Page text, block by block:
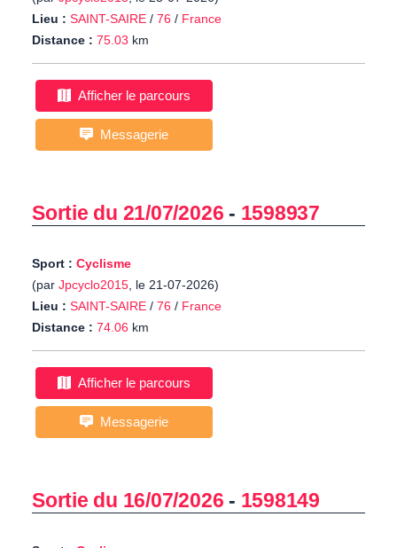
Lieu : SAINT-SAIRE / 76 / France
Distance : 75.03 km
Afficher le parcours
Messagerie
Sortie du 21/07/2026 - 1598937
Sport : Cyclisme
(par Jpcyclo2015, le 21-07-2026)
Lieu : SAINT-SAIRE / 76 / France
Distance : 74.06 km
Afficher le parcours
Messagerie
Sortie du 16/07/2026 - 1598149